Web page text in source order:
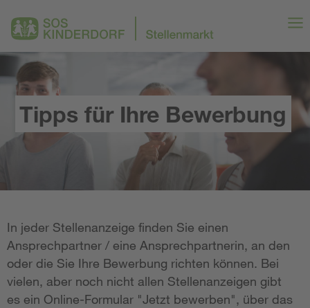
Tipps für Ihre Bewerbung
In jeder Stellenanzeige finden Sie einen
Ansprechpartner / eine Ansprechpartnerin, an den
oder die Sie Ihre Bewerbung richten können. Bei
vielen, aber noch nicht allen Stellenanzeigen gibt
es ein Online-Formular "Jetzt bewerben", über das